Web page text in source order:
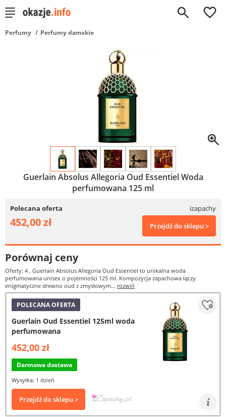
0
Perfumy Perfumy damskie
Guerlain Absolus Allegoria Oud Essentiel Woda
perfumowana 125 ml
Polecana oferta izapachy
452,00 zł Przejdź do sklepu >
Porównaj ceny
Oferty: 4 , Guerlain Absolus Allegoria Oud Essentiel to unikalna woda
perfumowana unisex o pojemności 125 ml. Kompozycja zapachowa łączy
enigmatyczne drewno oud z zmysłowym... rozwiń
POLECANA OFERTA
Guerlain Oud Essentiel 125ml woda
perfumowana
452,00 zł
Darmowa dostawa
Wysyłka: 1 dzień
Przejdź do sklepu >